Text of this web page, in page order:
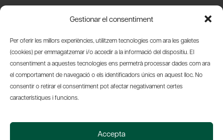
Gestionar el consentiment
Per oferir les millors experiències, utilitzem tecnologies com ara les galetes
(cookies) per emmagatzemar i/o accedir a la informació del dispositiu. El
consentiment a aquestes tecnologies ens permetrà processar dades com ara
el comportament de navegació o els identificadors únics en aquest lloc. No
consentir o retirar el consentiment pot afectar negativament certes
característiques i funcions.
Accepta
08003 Barcelona
info@amicsdelpais.com
Suscripció Newsletter
© 2026 Societat Econòmica Barcelonesa d'Amics del País